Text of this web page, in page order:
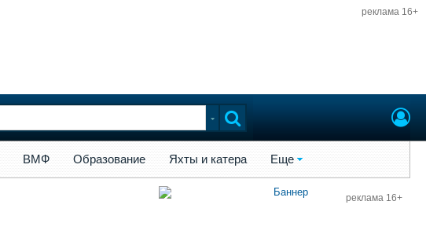
реклама 16+
ВМФ Образование Яхты и катера Еще
реклама 16+